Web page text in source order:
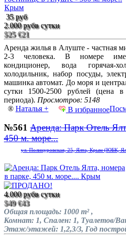
35 руб
2.000 рубв сутки
$25 €21
Аренда жилья в Алуште - частная
2-3 человека. В номере
кондиционер, вода горячая-
холодильник, набор посуды,
машинка автомат. До моря и
сутки 1500-2500 рублей (цена в
периода). Просмотров: 5148
® Наталья + В избранное
№561 Аренда: Парк Отель
450 м. море...
ул. Поликуровская, 25, Ялта, Крым (ЮБК,
4.000 рубв сутки
$49 €43
Общая площадь: 1000 m² ,
Комнат: 1, Спален: 1, Туалетов/
Этаж/этажей: 1,2,3/3, Год